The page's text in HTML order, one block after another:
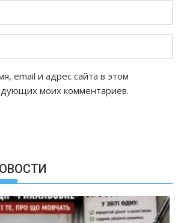
email и адрес сайта в этом
моих комментариев.